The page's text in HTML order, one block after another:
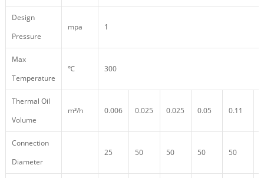
Design
Pressure
mpa 1
Max
Temperature
℃ 300
Thermal Oil
Volume
m³/h 0.006 0.025 0.025 0.05 0.11
Connection
Diameter
25 50 50 50 50